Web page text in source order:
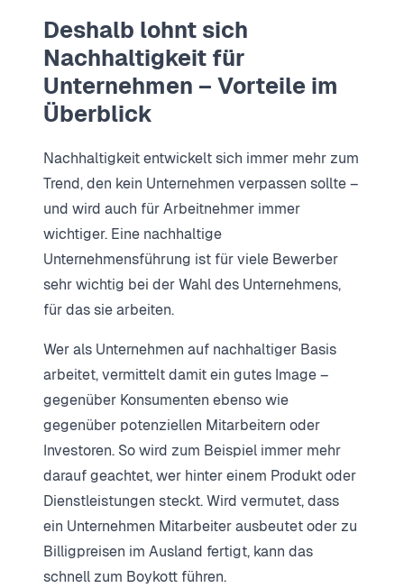
Deshalb lohnt sich
Nachhaltigkeit für
Unternehmen – Vorteile im
Überblick
Nachhaltigkeit entwickelt sich immer mehr zum
Trend, den kein Unternehmen verpassen sollte –
und wird auch für Arbeitnehmer immer
wichtiger. Eine nachhaltige
Unternehmensführung ist für viele Bewerber
sehr wichtig bei der Wahl des Unternehmens,
für das sie arbeiten.
Wer als Unternehmen auf nachhaltiger Basis
arbeitet, vermittelt damit ein gutes Image –
gegenüber Konsumenten ebenso wie
gegenüber potenziellen Mitarbeitern oder
Investoren. So wird zum Beispiel immer mehr
darauf geachtet, wer hinter einem Produkt oder
Dienstleistungen steckt. Wird vermutet, dass
ein Unternehmen Mitarbeiter ausbeutet oder zu
Billigpreisen im Ausland fertigt, kann das
schnell zum Boykott führen.